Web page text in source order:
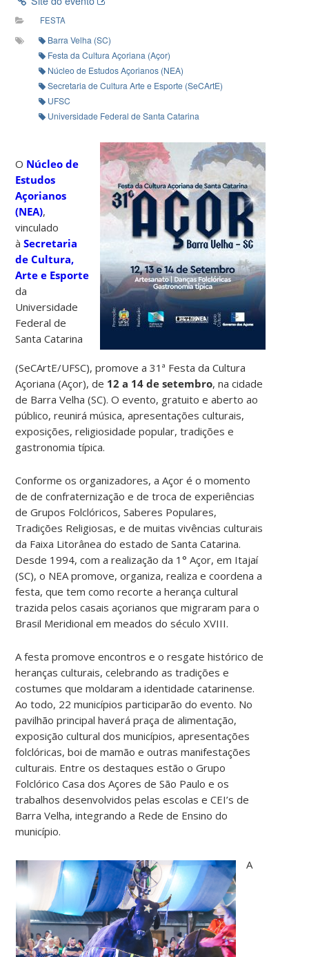
FESTA
Barra Velha (SC)
Festa da Cultura Açoriana (Açor)
Núcleo de Estudos Açorianos (NEA)
Secretaria de Cultura Arte e Esporte (SeCArtE)
UFSC
Universidade Federal de Santa Catarina
O Núcleo de
Estudos
Açorianos
(NEA),
vinculado
àSecretaria
de Cultura,
Arte e Esporte
da
Universidade
Federal de
Santa Catarina
(SeCArtE/UFSC), promove a 31ª Festa da Cultura
Açoriana (Açor), de 12 a 14 de setembro, na cidade
de Barra Velha (SC). O evento, gratuito e aberto ao
público, reunirá música, apresentações culturais,
exposições, religiosidade popular, tradições e
gastronomia típica.
Conforme os organizadores, a Açor é o momento
de de confraternização e de troca de experiências
de Grupos Folclóricos, Saberes Populares,
Tradições Religiosas, e de muitas vivências culturais
da Faixa Litorânea do estado de Santa Catarina.
Desde 1994, com a realização da 1° Açor, em Itajaí
(SC), o NEA promove, organiza, realiza e coordena a
festa, que tem como recorte a herança cultural
trazida pelos casais açorianos que migraram para o
Brasil Meridional em meados do século XVIII.
A festa promove encontros e o resgate histórico de
heranças culturais, celebrando as tradições e
costumes que moldaram a identidade catarinense.
Ao todo, 22 municípios participarão do evento. No
pavilhão principal haverá praça de alimentação,
exposição cultural dos municípios, apresentações
folclóricas, boi de mamão e outras manifestações
culturais. Entre os destaques estão o Grupo
Folclórico Casa dos Açores de São Paulo e os
trabalhos desenvolvidos pelas escolas e CEI’s de
Barra Velha, integrando a Rede de Ensino do
município.
A